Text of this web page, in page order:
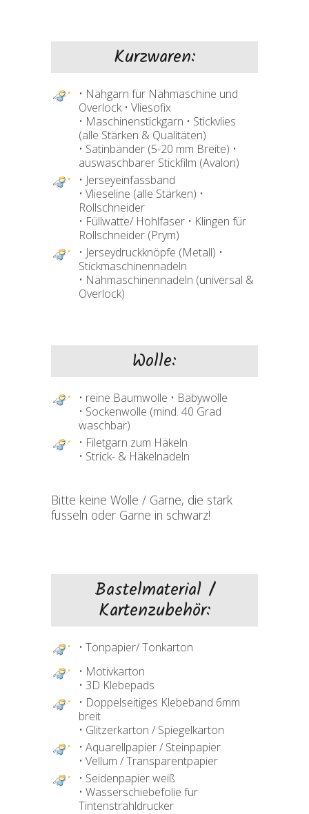
Kurzwaren:
• Nähgarn für Nähmaschine und
Overlock • Vliesofix
• Maschinenstickgarn • Stickvlies
(alle Stärken & Qualitäten)
• Satinbänder (5-20 mm Breite) •
auswaschbarer Stickfilm (Avalon)
• Jerseyeinfassband
• Vlieseline (alle Stärken) •
Rollschneider
• Füllwatte/ Hohlfaser • Klingen für
Rollschneider (Prym)
• Jerseydruckknöpfe (Metall) •
Stickmaschinennadeln
• Nähmaschinennadeln (universal &
Overlock)
Wolle:
• reine Baumwolle • Babywolle
• Sockenwolle (mind. 40 Grad
waschbar)
• Filetgarn zum Häkeln
• Strick- & Häkelnadeln
Bitte keine Wolle / Garne, die stark
fusseln oder Garne in schwarz!
Bastelmaterial /
Kartenzubehör:
• Tonpapier/ Tonkarton
• Motivkarton
• 3D Klebepads
• Doppelseitiges Klebeband 6mm
breit
• Glitzerkarton / Spiegelkarton
• Aquarellpapier / Steinpapier
• Vellum / Transparentpapier
• Seidenpapier weiß
• Wasserschiebefolie für
Tintenstrahldrucker